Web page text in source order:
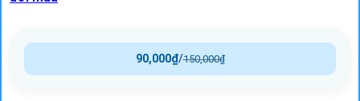
150,000₫
/
90,000₫